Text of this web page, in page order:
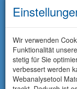
Wir verwenden
Funktionalität
stetig für Sie
verbessert werden
Webanalysetool